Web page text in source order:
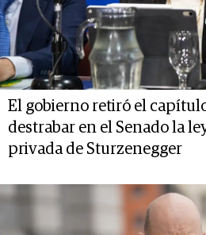
El gobierno retiró el
destrabar en el Senado la
privada de Sturzenegger